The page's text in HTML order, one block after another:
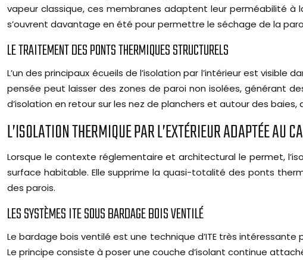
vapeur classique, ces membranes adaptent leur perméabilité à
s’ouvrent davantage en été pour permettre le séchage de la
LE TRAITEMENT DES PONTS THERMIQUES STRUCTURELS
L’un des principaux écueils de l’isolation par l’intérieur est
pensée peut laisser des zones de paroi non isolées, générant
d’isolation en retour sur les nez de planchers et autour des
L’ISOLATION THERMIQUE PAR L’EXTÉRIEUR ADAPTÉE AU
Lorsque le contexte réglementaire et architectural le permet,
surface habitable. Elle supprime la quasi-totalité des ponts
des parois.
LES SYSTÈMES ITE SOUS BARDAGE BOIS VENTILÉ
Le bardage bois ventilé est une technique d’ITE très
Le principe consiste à poser une couche d’isolant continue